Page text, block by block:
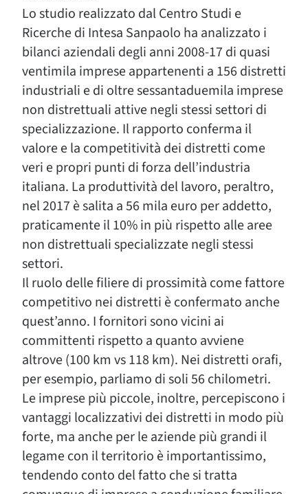
Lo studio realizzato dal Centro Studi e
Ricerche di Intesa Sanpaolo ha analizzato i
bilanci aziendali degli anni 2008-17 di quasi
ventimila imprese appartenenti a 156 distretti
industriali e di oltre sessantaduemila imprese
non distrettuali attive negli stessi settori di
specializzazione. Il rapporto conferma il
valore e la competitività dei distretti come
veri e propri punti di forza dell’industria
italiana. La produttività del lavoro, peraltro,
nel 2017 è salita a 56 mila euro per addetto,
praticamente il 10% in più rispetto alle aree
non distrettuali specializzate negli stessi
settori.
Il ruolo delle filiere di prossimità come fattore
competitivo nei distretti è confermato anche
quest’anno. I fornitori sono vicini ai
committenti rispetto a quanto avviene
altrove (100 km vs 118 km). Nei distretti orafi,
per esempio, parliamo di soli 56 chilometri.
Le imprese più piccole, inoltre, percepiscono i
vantaggi localizzativi dei distretti in modo più
forte, ma anche per le aziende più grandi il
legame con il territorio è importantissimo,
tendendo conto del fatto che si tratta